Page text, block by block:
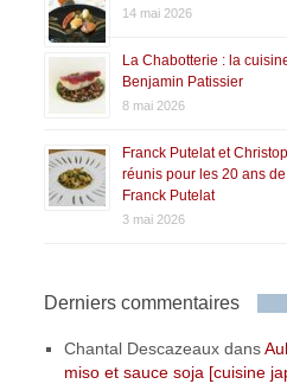
14 mai 2026
La Chabotterie : la
Benjamin Patissier
8 mai 2026
Franck Putelat et
réunis pour les 20 ans
Franck Putelat
3 mai 2026
Derniers commentaires
Chantal Descazeaux dans
miso et sauce soja [cuisine